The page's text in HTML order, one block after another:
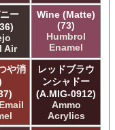
GX
レー
レー
ー
Air
Wine (Matte)
(73)
Humbrol
Enamel
や消
レッドブラウ
ンシャドー
(A.MIG-0912)
Ammo
Acrylics